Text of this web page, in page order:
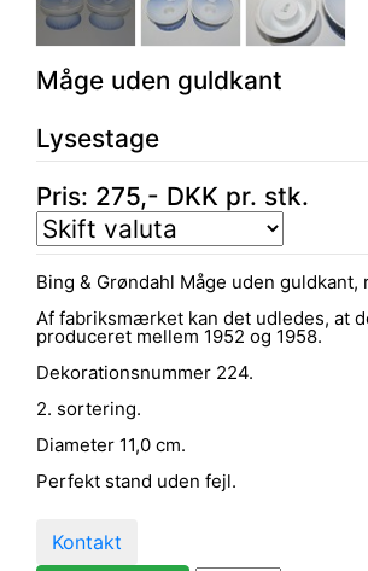
Måge uden guldkant
Lysestage
Pris: 275,- DKK pr. stk.
Bing & Grøndahl Måge uden guldkant,
Af fabriksmærket kan det udledes, at
produceret mellem 1952 og 1958.
Dekorationsnummer 224.
2. sortering.
Diameter 11,0 cm.
Perfekt stand uden fejl.
Kontakt